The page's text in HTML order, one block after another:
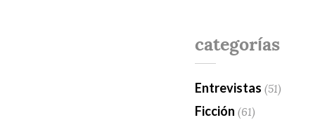
categorías
Entrevistas (51)
Ficción (61)